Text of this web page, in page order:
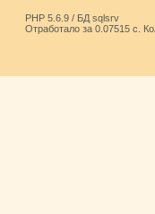
PHP 5.6.9 / БД sqlsrv
Отработало за 0.07515 с.